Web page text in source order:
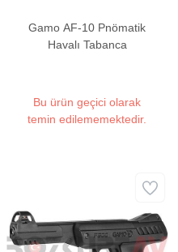
Gamo AF-10 Pnömatik
Havalı Tabanca
Bu ürün geçici olarak
temin edilememektedir.